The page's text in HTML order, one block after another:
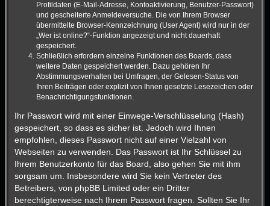
Profildaten (E-Mail-Adresse, Kontoaktivierung, Benutzer-Passwort)
und gescheiterte Anmeldeversuche. Die von Ihrem Browser
übermittelte Browser-Kennzeichnung (User Agent) wird nur in der
„Wer ist online?“-Funktion angezeigt und nicht dauerhaft
gespeichert.
Schließlich erfordern einzelne Funktionen des Boards, dass
weitere Daten gespeichert werden. Dazu gehören Ihr
Abstimmungsverhalten bei Umfragen, der Gelesen-Status von
Ihren Beiträgen oder explizit von Ihnen gesetzte Lesezeichen oder
Benachrichtigungsfunktionen.
Ihr Passwort wird mit einer Einwege-Verschlüsselung (Hash)
gespeichert, so dass es sicher ist. Jedoch wird Ihnen
empfohlen, dieses Passwort nicht auf einer Vielzahl von
Webseiten zu verwenden. Das Passwort ist Ihr Schlüssel zu
Ihrem Benutzerkonto für das Board, also gehen Sie mit ihm
sorgsam um. Insbesondere wird Sie kein Vertreter des
Betreibers, von phpBB Limited oder ein Dritter
berechtigterweise nach Ihrem Passwort fragen. Sollten Sie Ihr